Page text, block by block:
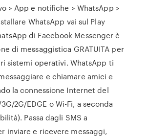
> App e notifiche > WhatsApp >
WhatsApp vai sul Play
di Facebook Messenger è
di messaggistica GRATUITA per
sistemi operativi. WhatsApp ti
e chiamare amici e
la connessione Internet del
2G/EDGE o Wi-Fi, a seconda
Passa dagli SMS a
inviare e ricevere messaggi,